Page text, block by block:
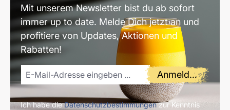
Mit unserem Newsletter bist du ab sofort
immer up to date. Melde Dich jetzt an und
profitiere von Updates, Aktionen und
Rabatten!
Anmelden
Ich habe dieDatenschutzbestimmungenzur Kenntnis